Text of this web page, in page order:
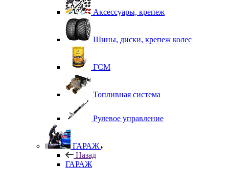
Аксессуары, крепеж
Шины, диски, крепеж колес
ГСМ
Топливная система
Рулевое управление
ГАРАЖ
Назад
ГАРАЖ